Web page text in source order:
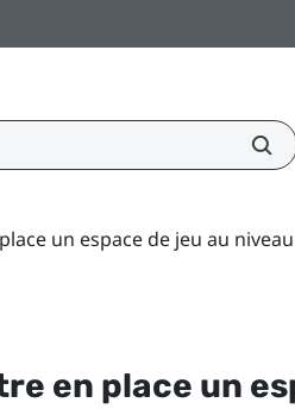
un espace de jeu au
en place un